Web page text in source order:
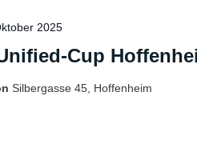
Cup
2025
Silbergasse 45, Hoffenheim